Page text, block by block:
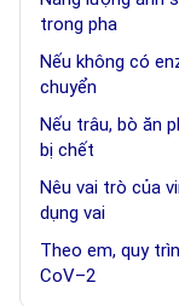
trong pha
Nếu không có
chuyển
Nếu trâu, bò ăn
bị chết
Nêu vai trò của
dụng vai
Theo em, quy
CoV–2